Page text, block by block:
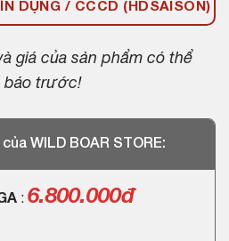
DỤNG / CCCD (HDSAISON)
giá của sản phẩm có thể
báo trước!
WILD BOAR STORE:
: 6.800.000đ